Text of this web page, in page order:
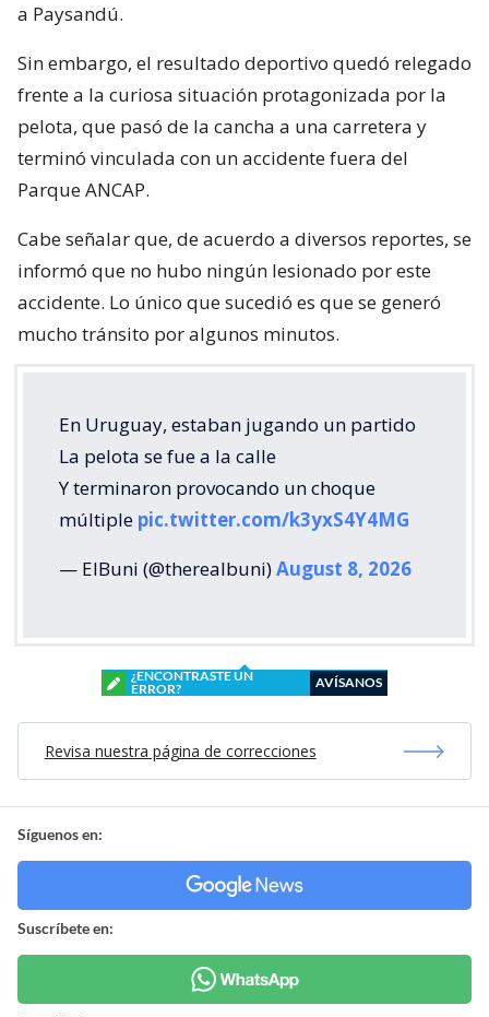
a Paysandú.
Sin embargo, el resultado deportivo quedó relegado
frente a la curiosa situación protagonizada por la
pelota, que pasó de la cancha a una carretera y
terminó vinculada con un accidente fuera del
Parque ANCAP.
Cabe señalar que, de acuerdo a diversos reportes, se
informó que no hubo ningún lesionado por este
accidente. Lo único que sucedió es que se generó
mucho tránsito por algunos minutos.
En Uruguay, estaban jugando un partido
La pelota se fue a la calle
Y terminaron provocando un choque
múltiple pic.twitter.com/k3yxS4Y4MG
— ElBuni (@therealbuni)August 8, 2026
¿ENCONTRASTE UN
ERROR?
AVÍSANOS
Revisa nuestra página de correcciones
Síguenos en:
Suscríbete en: